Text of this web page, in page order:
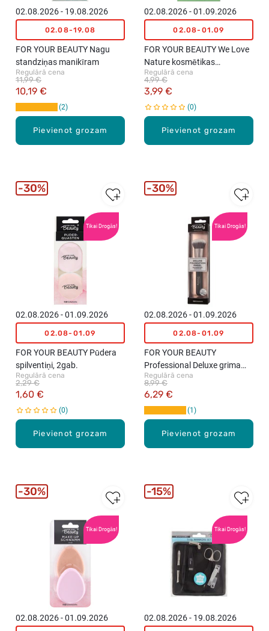
Pievienot grozam
02.08.2026 - 19.08.2026
02.08-19.08
FOR YOUR BEAUTY Nagu
standziņas manikīram
Regulārā cena
10,19 €
11,99 €
2
Pievienot grozam
02.08.2026 - 01.09.2026
02.08-01.09
FOR YOUR BEAUTY We Love
Nature kosmētikas
uzklāšanas sūklītis
Regulārā cena
3,99 €
4,99 €
0
Tikai Drogās!
Pievienot grozam
02.08.2026 - 01.09.2026
02.08-01.09
FOR YOUR BEAUTY Pūdera
spilventiņi, 2gab.
Regulārā cena
1,60 €
2,29 €
0
30%
Tikai Drogās!
Pievienot grozam
02.08.2026 - 01.09.2026
02.08-01.09
FOR YOUR BEAUTY
Professional Deluxe grima
ota
Regulārā cena
6,29 €
8,99 €
1
30%
Tikai Drogās!
02.08.2026 - 01.09.2026
30%
Tikai Drogās!
02.08.2026 - 19.08.2026
15%